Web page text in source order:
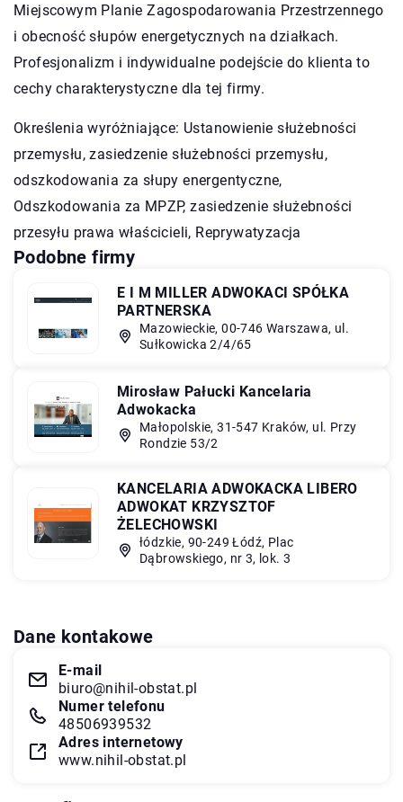
Miejscowym Planie Zagospodarowania Przestrzennego
i obecność słupów energetycznych na działkach.
Profesjonalizm i indywidualne podejście do klienta to
cechy charakterystyczne dla tej firmy.
Określenia wyróżniające: Ustanowienie służebności
przemysłu, zasiedzenie służebności przemysłu,
odszkodowania za słupy energentyczne,
Odszkodowania za MPZP,zasiedzenie służebności
przesyłu prawa właścicieli, Reprywatyzacja
Podobne firmy
E I M MILLER ADWOKACI SPÓŁKA
PARTNERSKA
Mazowieckie, 00-746 Warszawa, ul.
Sułkowicka 2/4/65
Mirosław Pałucki Kancelaria
Adwokacka
Małopolskie, 31-547 Kraków, ul. Przy
Rondzie 53/2
KANCELARIA ADWOKACKA LIBERO
ADWOKAT KRZYSZTOF
ŻELECHOWSKI
łódzkie, 90-249 Łódź, Plac
Dąbrowskiego, nr 3, lok. 3
Dane kontakowe
E-mail
biuro@nihil-obstat.pl
Numer telefonu
48506939532
Adres internetowy
www.nihil-obstat.pl